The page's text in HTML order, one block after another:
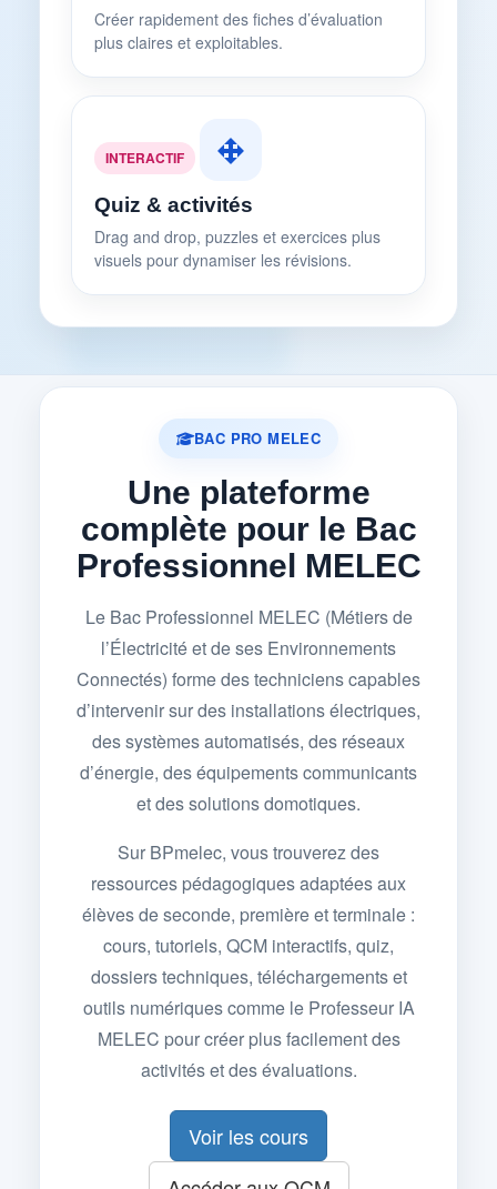
Créer rapidement des fiches d’évaluation
plus claires et exploitables.
INTERACTIF
Quiz & activités
Drag and drop, puzzles et exercices plus
visuels pour dynamiser les révisions.
BAC PRO MELEC
Une plateforme
complète pour le Bac
Professionnel MELEC
Le Bac Professionnel MELEC (Métiers de
l’Électricité et de ses Environnements
Connectés) forme des techniciens capables
d’intervenir sur des installations électriques,
des systèmes automatisés, des réseaux
d’énergie, des équipements communicants
et des solutions domotiques.
Sur BPmelec, vous trouverez des
ressources pédagogiques adaptées aux
élèves de seconde, première et terminale :
cours, tutoriels, QCM interactifs, quiz,
dossiers techniques, téléchargements et
outils numériques comme le Professeur IA
MELEC pour créer plus facilement des
activités et des évaluations.
Voir les cours